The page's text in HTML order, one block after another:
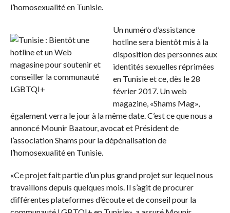
l’homosexualité en Tunisie.
Un numéro d’assistance
hotline sera bientôt mis à la
disposition des personnes aux
identités sexuelles réprimées
en Tunisie et ce, dès le 28
février 2017. Un web
magazine, «Shams Mag»,
également verra le jour à la même date. C’est ce que nous a
annoncé Mounir Baatour, avocat et Président de
l’association Shams pour la dépénalisation de
l’homosexualité en Tunisie.
«Ce projet fait partie d’un plus grand projet sur lequel nous
travaillons depuis quelques mois. Il s’agit de procurer
différentes plateformes d’écoute et de conseil pour la